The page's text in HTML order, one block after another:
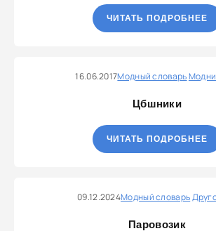
ЧИТАТЬ ПОДРОБНЕЕ
16.06.2017Модный словарь
Цбшники
ЧИТАТЬ ПОДРОБНЕЕ
09.12.2024Модный словарь
Паровозик